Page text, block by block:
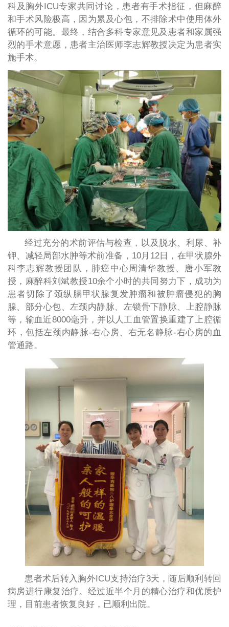
科及胸外ICU专家共同讨论，患者有手术指征，但麻醉
和手术风险极高，因为累及心包，不排除术中使用体外
循环的可能。最终，结合多科专家意见及患者和家属强
烈的手术意愿，患者主治医师李志辉教授决定为患者实
施手术。
经过充分的术前评估与检查，以及脱水、利尿、补
钾、减轻局部水肿等术前准备，10月12日，在甲状腺外
科李志辉教授团队，肺癌中心周清华教授、唐小军教
授，麻醉科刘斌教授10余个小时的共同努力下，成功为
患者切除了颈纵膈甲状腺复发肿瘤和被肿瘤侵犯的胸
腺、部分心包、左颈内静脉、左锁骨下静脉、上腔静脉
等，输血近8000毫升，并以人工血管置换重建了上腔循
环，包括左颈内静脉-右心房、右无名静脉-右心房的血
管通路。
患者术后转入胸外ICU支持治疗3天，随后顺利转回
病房进行康复治疗。经过近半个月的精心治疗和优质护
理，目前患者恢复良好，已顺利出院。